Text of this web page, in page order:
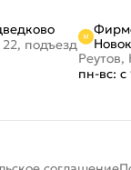
подъезд
Реутов,
пн-вс: